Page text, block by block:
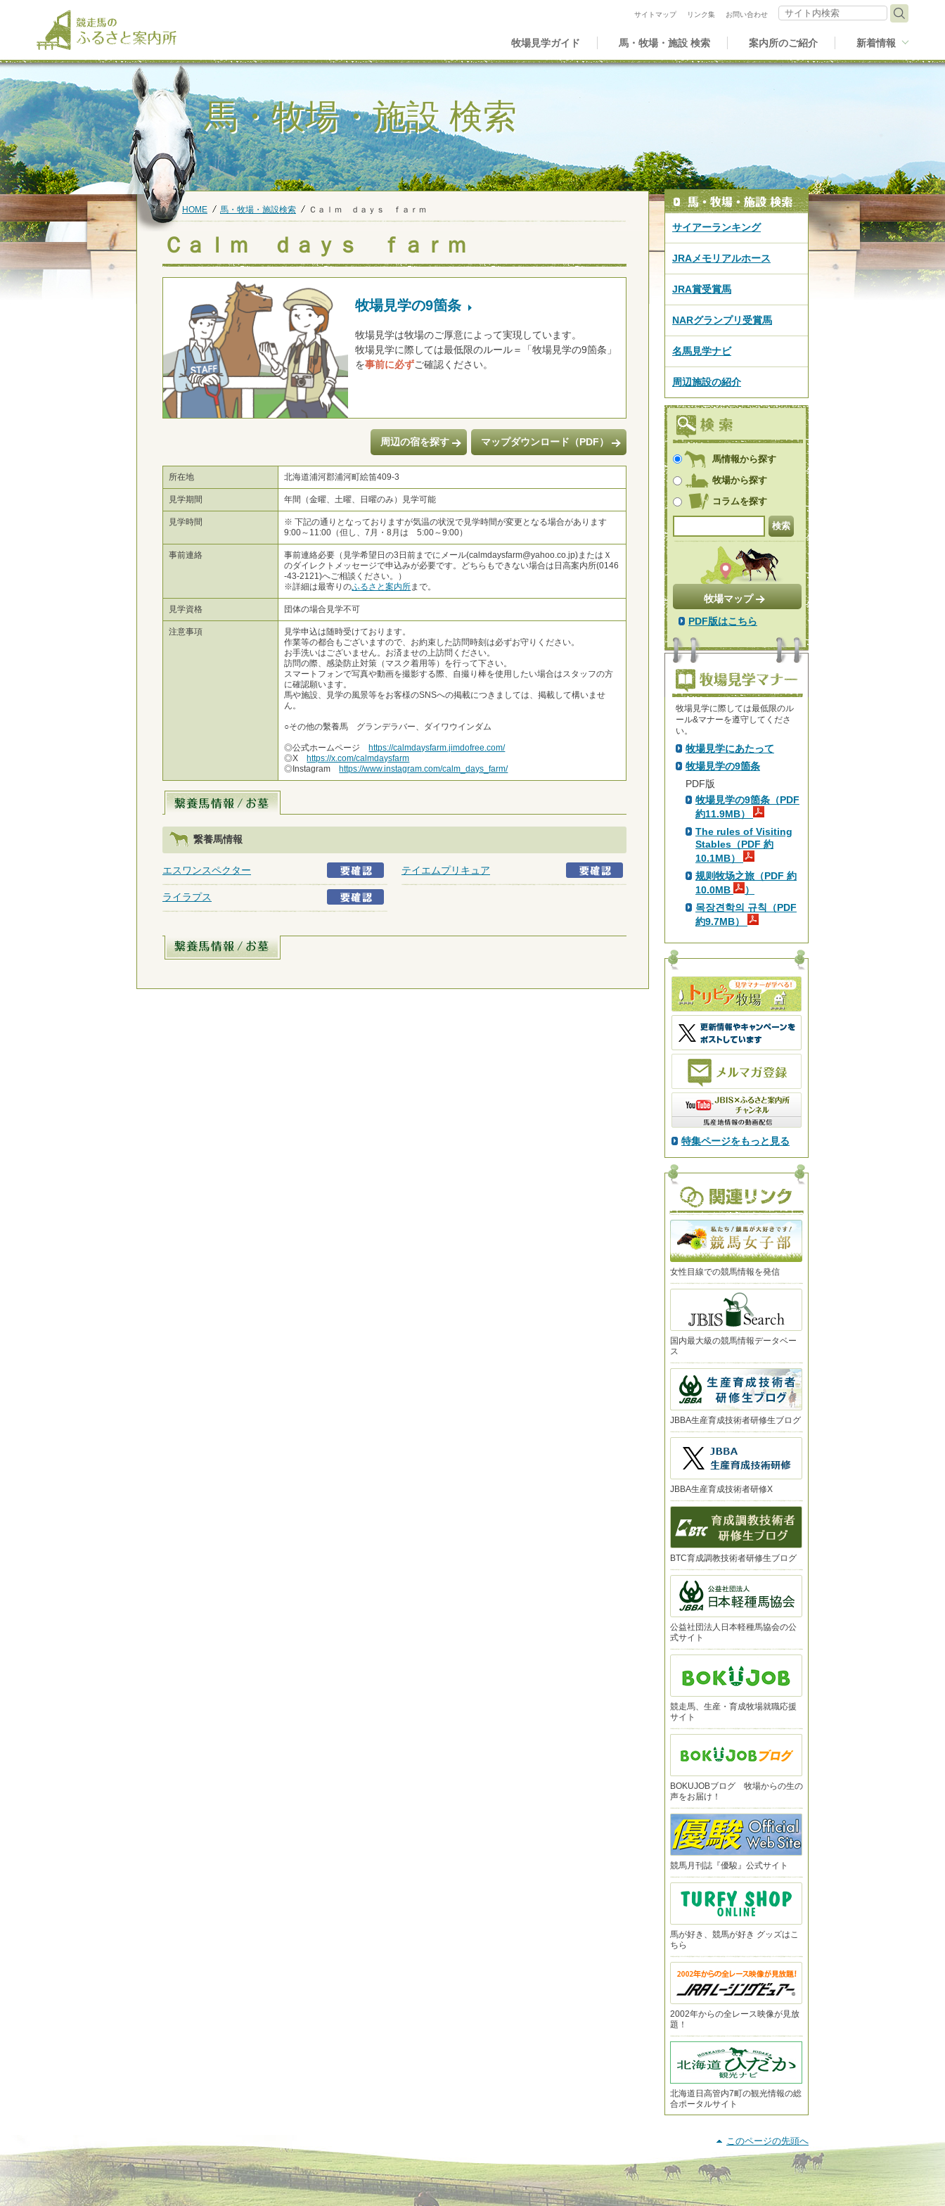
牧場見学ガイド 馬・牧場・施設 検索 案内所のご紹介 新着情報
サイトマップ リンク集 お問い合わせ
サイト内検索
馬・牧場・施設 検索
HOME 馬・牧場・施設検索 Ｃａｌｍ ｄａｙｓ ｆａｒｍ
Ｃａｌｍ ｄａｙｓ ｆａｒｍ
牧場見学の9箇条
牧場見学は牧場のご厚意によって実現しています。
牧場見学に際しては最低限のルール＝「牧場見学の9箇条」
を事前に必ずご確認ください。
周辺の宿を探す マップダウンロード（PDF）
所在地 北海道浦河郡浦河町絵笛409-3
見学期間 年間（金曜、土曜、日曜のみ）見学可能
見学時間
※ 下記の通りとなっておりますが気温の状況で見学時間が変更となる場合があります
9:00～11:00（但し、7月・8月は 5:00～9:00）
事前連絡
事前連絡必要（見学希望日の3日前までにメール(calmdaysfarm@yahoo.co.jp)またはＸ
のダイレクトメッセージで申込みが必要です。どちらもできない場合は日高案内所(0146
-43-2121)へご相談ください。）
※詳細は最寄りのふるさと案内所まで。
見学資格 団体の場合見学不可
注意事項
見学申込は随時受けております。
作業等の都合もございますので、お約束した訪問時刻は必ずお守りください。
お手洗いはございません。お済ませの上訪問ください。
訪問の際、感染防止対策（マスク着用等）を行って下さい。
スマートフォンで写真や動画を撮影する際、自撮り棒を使用したい場合はスタッフの方
に確認願います。
馬や施設、見学の風景等をお客様のSNSへの掲載につきましては、掲載して構いませ
ん。
○その他の繫養馬 グランデラバー、ダイワウインダム
◎公式ホームページ https://calmdaysfarm.jimdofree.com/
◎X https://x.com/calmdaysfarm
◎Instagram https://www.instagram.com/calm_days_farm/
繋養馬情報
エスワンスペクター テイエムプリキュア
ライラプス
サイアーランキング
JRAメモリアルホース
JRA賞受賞馬
NARグランプリ受賞馬
名馬見学ナビ
周辺施設の紹介
馬情報から探す
牧場から探す
コラムを探す
牧場マップ
PDF版はこちら
牧場見学に際しては最低限のル
ール&マナーを遵守してくださ
い。
牧場見学にあたって
牧場見学の9箇条
PDF版
牧場見学の9箇条（PDF
約11.9MB）
The rules of Visiting
Stables（PDF 約
10.1MB）
规则牧场之旅（PDF 約
10.0MB
）
목장견학의 규칙（PDF
約9.7MB）
特集ページをもっと見る
女性目線での競馬情報を発信
国内最大級の競馬情報データベー
ス
JBBA生産育成技術者研修生ブログ
JBBA生産育成技術者研修X
BTC育成調教技術者研修生ブログ
公益社団法人日本軽種馬協会の公
式サイト
競走馬、生産・育成牧場就職応援
サイト
BOKUJOBブログ 牧場からの生の
声をお届け！
競馬月刊誌『優駿』公式サイト
馬が好き、競馬が好き グッズはこ
ちら
2002年からの全レース映像が見放
題！
北海道日高管内7町の観光情報の総
合ポータルサイト
このページの先頭へ